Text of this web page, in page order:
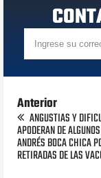
Anterior
ANGUSTIAS Y
APODERAN DE
ANDRÉS BOCA CHICA
RETIRADAS DE LAS